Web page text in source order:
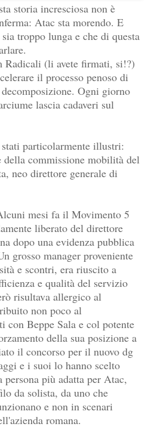
storia incresciosa non è
Atac sta morendo. E
troppo lunga e che di questa
(li avete firmati, si!?)
il processo penoso di
Ogni giorno
lascia cadaveri sul
particolarmente illustri:
della commissione mobilità del
neo direttore generale di
mesi fa il Movimento 5
liberato del direttore
dopo una evidenza pubblica
grosso manager proveniente
e scontri, era riuscito a
e qualità del servizio
risultava allergico al
non poco al
con Beppe Sala e col potente
della sua posizione a
il concorso per il nuovo dg
e i suoi lo hanno scelto
persona più adatta per Atac,
da solista, da uno che
e non in scenari
romana.